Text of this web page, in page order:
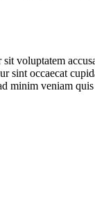
voluptatem
sint occaecat
minim veniam